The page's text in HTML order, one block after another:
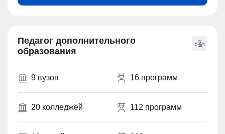
Педагог дополнительного
образования
9 вузов 16 программ
20 колледжей 112 программ